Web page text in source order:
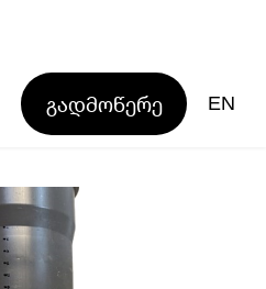
გადმოწერე EN